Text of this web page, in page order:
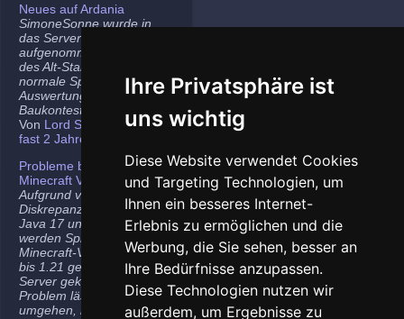
Ihre Privatsphäre ist
uns wichtig
Diese Website verwendet Cookies
und Targeting Technologien, um
Ihnen ein besseres Internet-
Erlebnis zu ermöglichen und die
Werbung, die Sie sehen, besser an
Ihre Bedürfnisse anzupassen.
Diese Technologien nutzen wir
außerdem, um Ergebnisse zu
Neues auf Ardania
SimoneSonne wurde in
das Server-Team
aufgenommen, Freigabe
des Alt-Stammi Ranges für
normale Spieler,
Auswertung des letzten
Baukontest.
Von Lord Sandukhanvor
fast 2 Jahren
Probleme bei neueren
Minecraft Versionen
Aufgrund von
Diskrepanzen zwischen
Java 17 und Java 21
werden Spieler auf den
Minecraft-Versionen 1.20.5
bis 1.21 gelegentlich vom
Server gekickt. Das
Problem lässt sich
umgehen, indem ihr die